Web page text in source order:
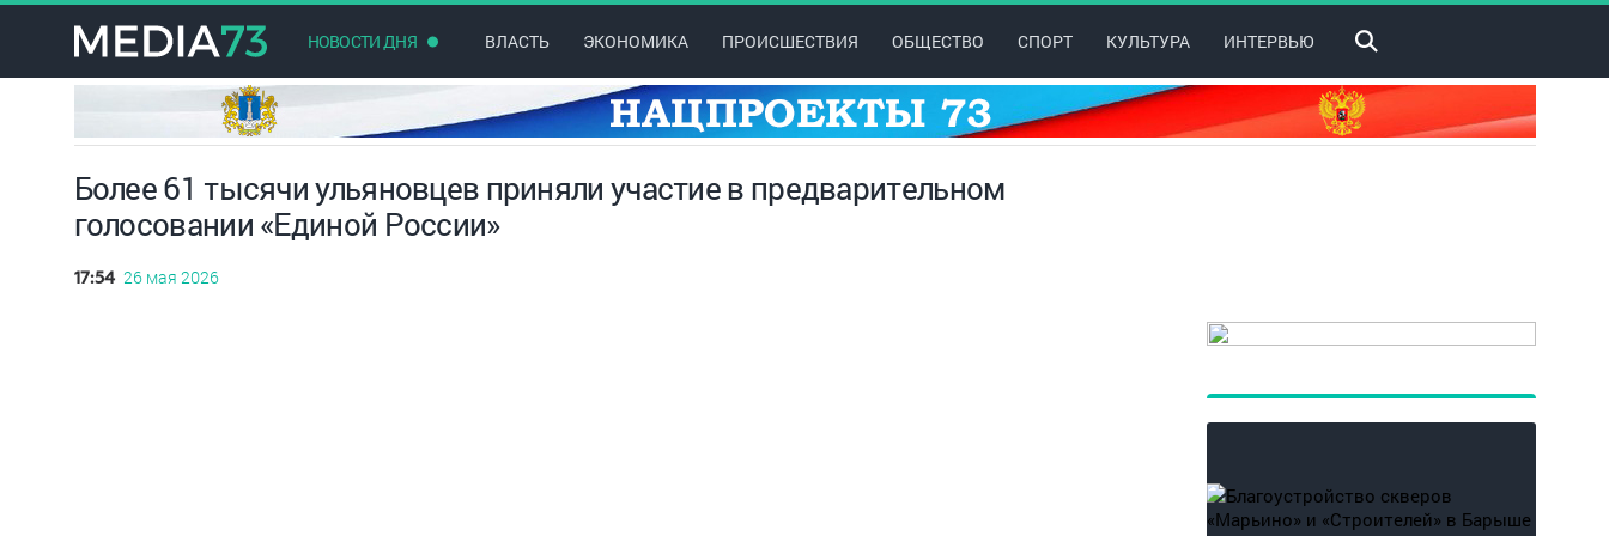
НОВОСТИ ДНЯ ВЛАСТЬ ЭКОНОМИКА ПРОИСШЕСТВИЯ ОБЩЕСТВО СПОРТ КУЛЬТУРА ИНТЕРВЬЮ
Более 61 тысячи ульяновцев приняли участие в предварительном
голосовании «Единой России»
17:54 26 мая 2026